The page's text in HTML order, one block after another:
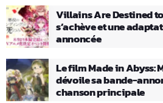
Villains Are Destined
s’achève et une
annoncée
Le film Made in Abyss:
dévoile sa bande-
chanson principale